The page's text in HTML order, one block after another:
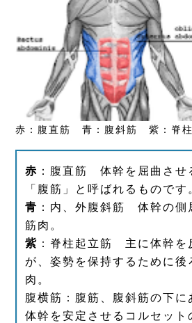
赤：腹直筋 青：腹斜筋 紫：脊柱
赤 ：腹直筋 体幹を屈曲させ
「腹筋」と呼ばれるものです
青 ：内、外腹斜筋 体幹の側
筋肉。
紫 ：脊柱起立筋 主に体幹を
が、姿勢を保持するために後
肉。
腹横筋：腹筋、腹斜筋の下に
体幹を安定させるコルセット